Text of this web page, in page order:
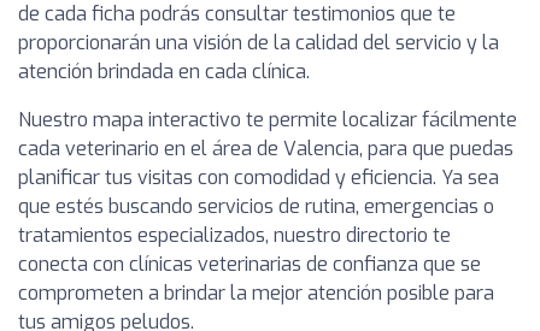
de cada ficha podrás consultar testimonios que te
proporcionarán una visión de la calidad del servicio y la
atención brindada en cada clínica.
Nuestro mapa interactivo te permite localizar fácilmente
cada veterinario en el área de Valencia, para que puedas
planificar tus visitas con comodidad y eficiencia. Ya sea
que estés buscando servicios de rutina, emergencias o
tratamientos especializados, nuestro directorio te
conecta con clínicas veterinarias de confianza que se
comprometen a brindar la mejor atención posible para
tus amigos peludos.